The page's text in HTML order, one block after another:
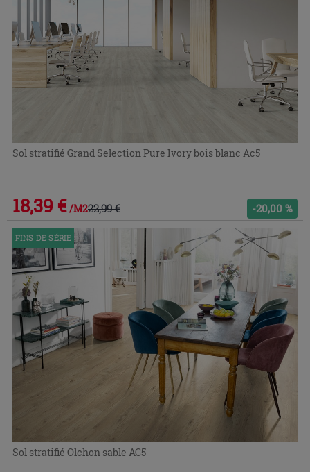
Sol stratifié Grand Selection Pure Ivory bois blanc Ac5
18,39 € /M222,99 € -20,00 %
FINS DE SÉRIE
Sol stratifié Olchon sable AC5